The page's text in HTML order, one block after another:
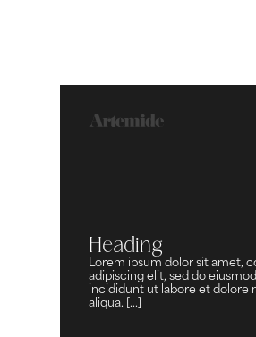
Heading
Lorem ipsum dolor sit amet,
adipiscing elit, sed do
incididunt ut labore et dolore
aliqua. [...]